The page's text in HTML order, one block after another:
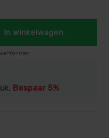
In winkelwagen
Bespaar 5%